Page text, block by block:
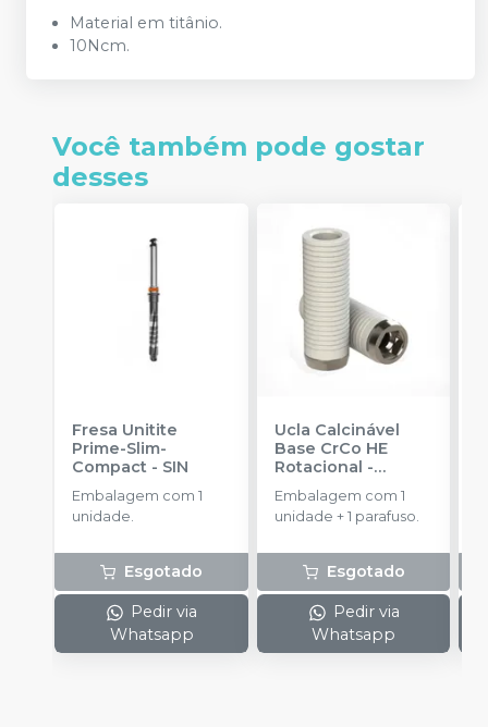
Material em titânio.
10Ncm.
Você também pode gostar
desses
Fresa Unitite
Prime-Slim-
Compact - SIN
Embalagem com 1
unidade.
Esgotado
Pedir via
Whatsapp
Ucla Calcinável
Base CrCo HE
Rotacional -
SINGULAR
Embalagem com 1
unidade + 1 parafuso.
Esgotado
Pedir via
Whatsapp